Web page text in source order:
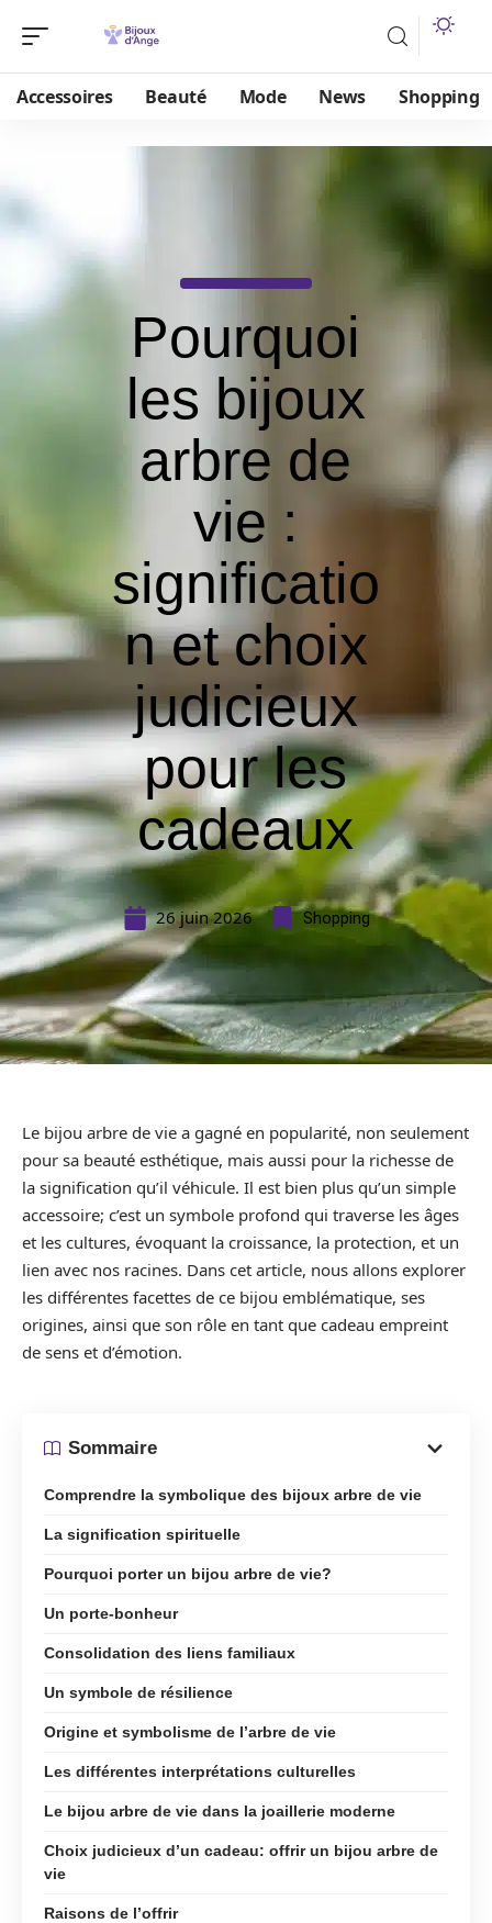
Accessoires Beauté Mode News Shopping
Pourquoi
les bijoux
arbre de
vie :
significatio
n et choix
judicieux
pour les
cadeaux
26 juin 2026 Shopping
Le bijou arbre de vie a gagné en popularité, non seulement
pour sa beauté esthétique, mais aussi pour la richesse de
la signification qu’il véhicule. Il est bien plus qu’un simple
accessoire; c’est un symbole profond qui traverse les âges
et les cultures, évoquant la croissance, la protection, et un
lien avec nos racines. Dans cet article, nous allons explorer
les différentes facettes de ce bijou emblématique, ses
origines, ainsi que son rôle en tant que cadeau empreint
de sens et d’émotion.
Sommaire
Comprendre la symbolique des bijoux arbre de vie
La signification spirituelle
Pourquoi porter un bijou arbre de vie?
Un porte-bonheur
Consolidation des liens familiaux
Un symbole de résilience
Origine et symbolisme de l’arbre de vie
Les différentes interprétations culturelles
Le bijou arbre de vie dans la joaillerie moderne
Choix judicieux d’un cadeau: offrir un bijou arbre de
vie
Raisons de l’offrir